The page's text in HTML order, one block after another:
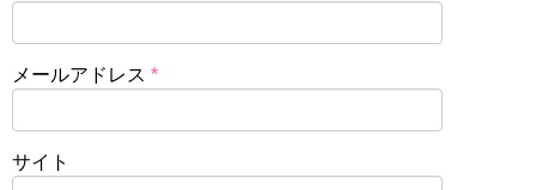
メールアドレス *
サイト